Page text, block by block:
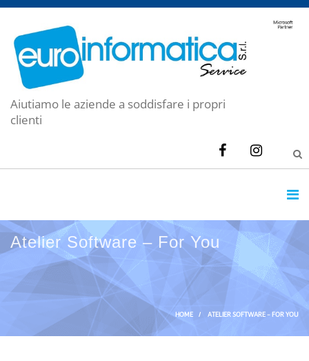
Aiutiamo le aziende a soddisfare i propri
clienti
Atelier Software – For You
HOME / ATELIER SOFTWARE – FOR YOU